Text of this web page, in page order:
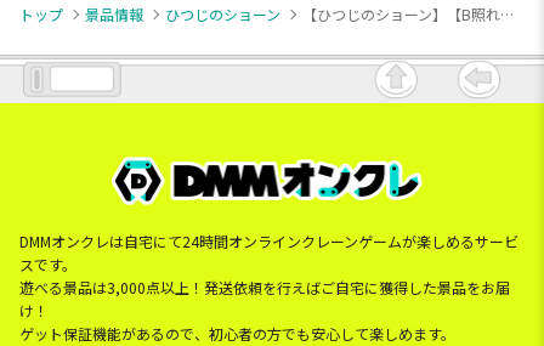
トップ
景品情報 ひつじのショーン 【ひつじのショーン】【B照れ】ひつじのショーン CUBE BIG ぬいぐるみ2
DMMオンクレは自宅にて24時間オンラインクレーンゲームが楽しめるサービ
スです。
遊べる景品は3,000点以上！発送依頼を行えばご自宅に獲得した景品をお届
け！
ゲット保証機能があるので、初心者の方でも安心して楽しめます。